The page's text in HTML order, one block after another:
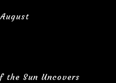
the Sun Uncovers